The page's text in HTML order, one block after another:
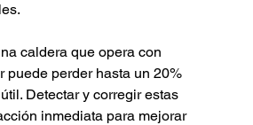
caldera que opera con
puede perder hasta un 20%
Detectar y corregir estas
inmediata para mejorar